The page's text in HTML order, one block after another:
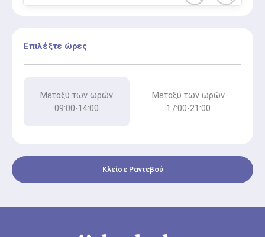
Επιλέξτε ώρες
Μεταξύ των ωρών
09:00-14:00
Μεταξύ των ωρών
17:00-21:00
Κλείσε Ραντεβού